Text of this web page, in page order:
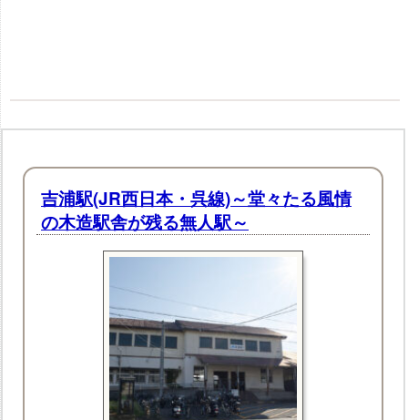
吉浦駅(JR西日本・呉線)～堂々たる風情
の木造駅舎が残る無人駅～